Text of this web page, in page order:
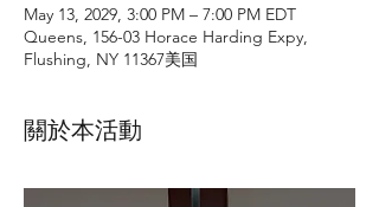
May 13, 2029, 3:00 PM – 7:00 PM EDT
Queens, 156-03 Horace Harding Expy,
Flushing, NY 11367美国
關於本活動